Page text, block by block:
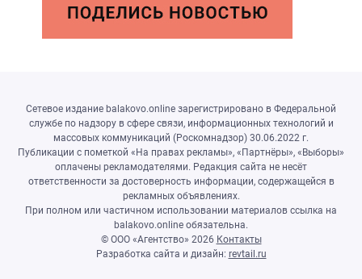
Сетевое издание balakovo.online зарегистрировано в Федеральной
службе по надзору в сфере связи, информационных технологий и
массовых коммуникаций (Роскомнадзор) 30.06.2022 г.
Публикации с пометкой «На правах рекламы», «Партнёры», «Выборы»
оплачены рекламодателями. Редакция сайта не несёт
ответственности за достоверность информации, содержащейся в
рекламных объявлениях.
При полном или частичном использовании материалов ссылка на
balakovo.online обязательна.
© ООО «Агентство» 2026 Контакты
Разработка сайта и дизайн: revtail.ru